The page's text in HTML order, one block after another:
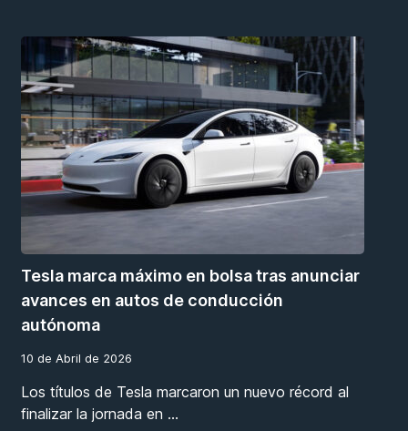
Tesla marca máximo en bolsa tras anunciar
avances en autos de conducción
autónoma
10 de Abril de 2026
Los títulos de Tesla marcaron un nuevo récord al
finalizar la jornada en …